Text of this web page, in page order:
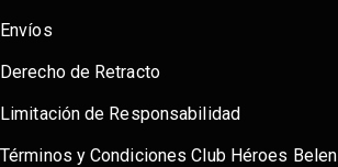
Envíos
Derecho de Retracto
Limitación de Responsabilidad
Términos y Condiciones Club Héroes Belen